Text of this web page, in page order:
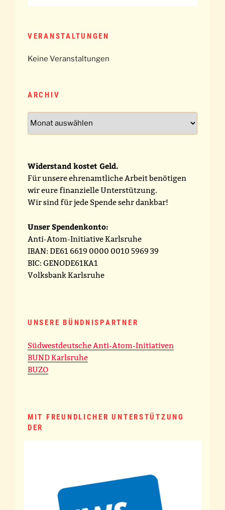
VERANSTALTUNGEN
Keine Veranstaltungen
ARCHIV
Widerstand kostet Geld.
Für unsere ehrenamtliche Arbeit benötigen
wir eure finanzielle Unterstützung.
Wir sind für jede Spende sehr dankbar!
Unser Spendenkonto:
Anti-Atom-Initiative Karlsruhe
IBAN: DE61 6619 0000 0010 5969 39
BIC: GENODE61KA1
Volksbank Karlsruhe
UNSERE BÜNDNISPARTNER
Südwestdeutsche Anti-Atom-Initiativen
BUND Karlsruhe
BUZO
MIT FREUNDLICHER UNTERSTÜTZUNG
DER